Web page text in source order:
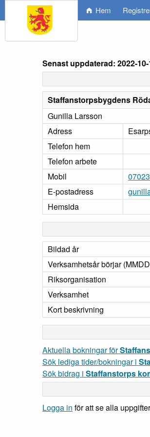
Hem
Senast uppdaterad: 2022-
Staffanstorpsbygdens
Gunilla Larsson
Adress
Telefon hem
Telefon arbete
Mobil
E-postadress
Hemsida
Bildad år
Verksamhetsår börjar
Riksorganisation
Verksamhet
Kort beskrivning
Aktuella bokningar för
Sök lediga tider/bokningar i
Sök bidrag i Staffanstorps
Logga in för att se alla